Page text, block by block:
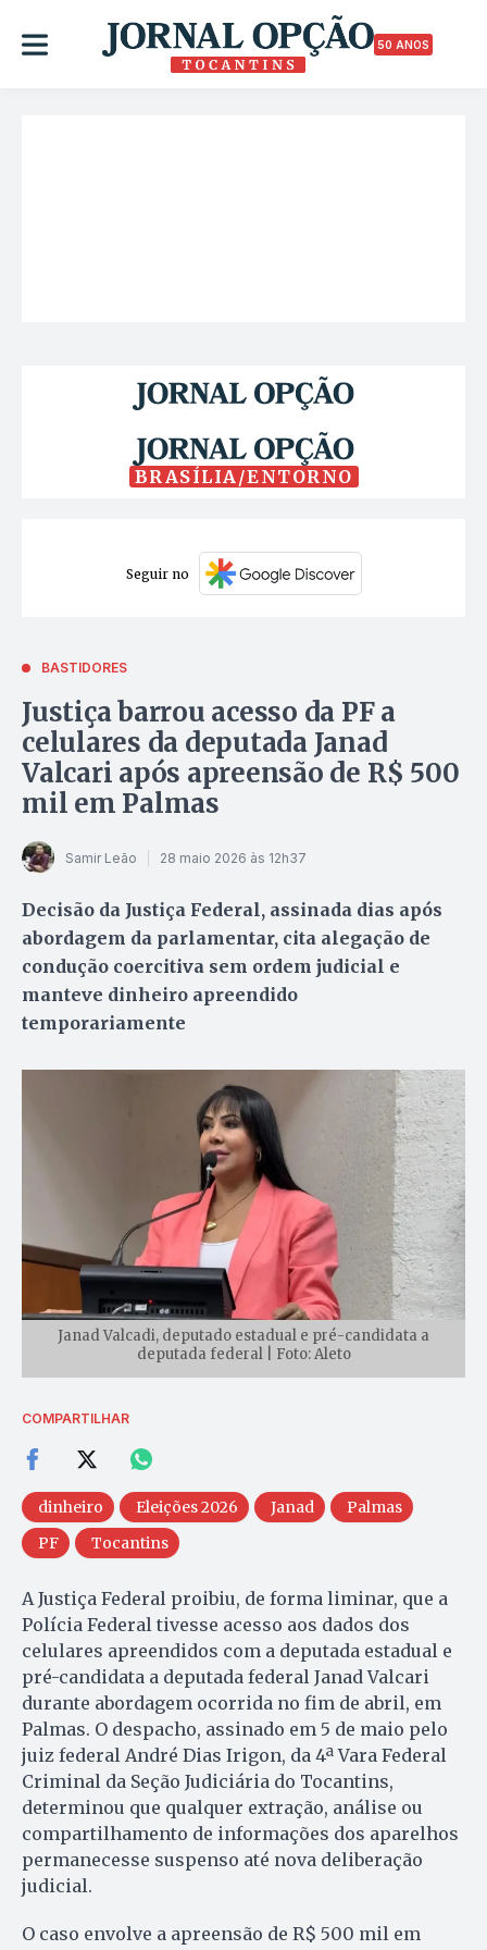
50 ANOS
BRASÍLIA/ENTORNO
Seguir no
BASTIDORES
Justiça barrou acesso da PF a
celulares da deputada Janad
Valcari após apreensão de R$ 500
mil em Palmas
Samir Leão 28 maio 2026 às 12h37
Decisão da Justiça Federal, assinada dias após
abordagem da parlamentar, cita alegação de
condução coercitiva sem ordem judicial e
manteve dinheiro apreendido
temporariamente
Janad Valcadi, deputado estadual e pré-candidata a
deputada federal | Foto: Aleto
COMPARTILHAR
dinheiro Eleições 2026 Janad
Palmas
PF
Tocantins
A Justiça Federal proibiu, de forma liminar, que a
Polícia Federal tivesse acesso aos dados dos
celulares apreendidos com a deputada estadual e
pré-candidata a deputada federal Janad Valcari
durante abordagem ocorrida no fim de abril, em
Palmas. O despacho, assinado em 5 de maio pelo
juiz federal André Dias Irigon, da 4ª Vara Federal
Criminal da Seção Judiciária do Tocantins,
determinou que qualquer extração, análise ou
compartilhamento de informações dos aparelhos
permanecesse suspenso até nova deliberação
judicial.
O caso envolve a apreensão de R$ 500 mil em